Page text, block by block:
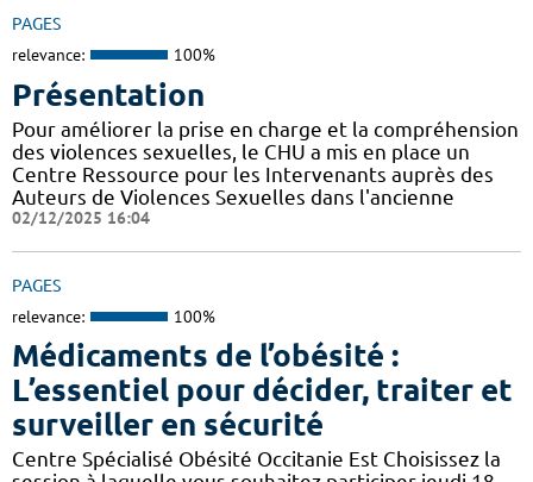
PAGES
relevance: 100%
Présentation
Pour améliorer la prise en charge et la compréhension
des violences sexuelles, le CHU a mis en place un
Centre Ressource pour les Intervenants auprès des
Auteurs de Violences Sexuelles dans l'ancienne
02/12/2025 16:04
PAGES
relevance: 100%
Médicaments de l’obésité :
L’essentiel pour décider, traiter et
surveiller en sécurité
Centre Spécialisé Obésité Occitanie Est Choisissez la